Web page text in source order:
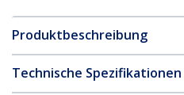
Produktbeschreibung
Technische Spezifikationen